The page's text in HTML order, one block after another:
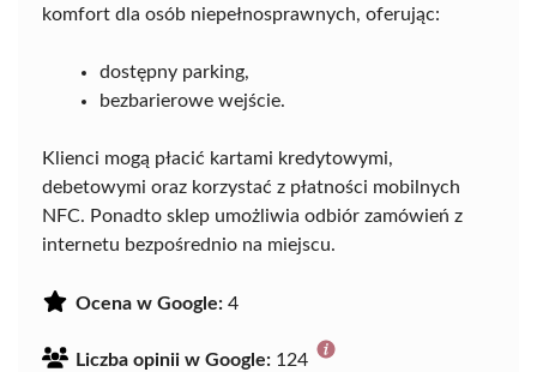
komfort dla osób niepełnosprawnych, oferując:
dostępny parking,
bezbarierowe wejście.
Klienci mogą płacić kartami kredytowymi,
debetowymi oraz korzystać z płatności mobilnych
NFC. Ponadto sklep umożliwia odbiór zamówień z
internetu bezpośrednio na miejscu.
Ocena w Google: 4
Liczba opinii w Google: 124